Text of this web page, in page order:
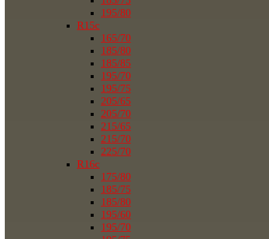
195/80
R15c
165/70
185/80
185/85
195/70
195/75
205/65
205/70
215/65
215/70
225/70
R16c
175/80
185/75
185/80
195/60
195/70